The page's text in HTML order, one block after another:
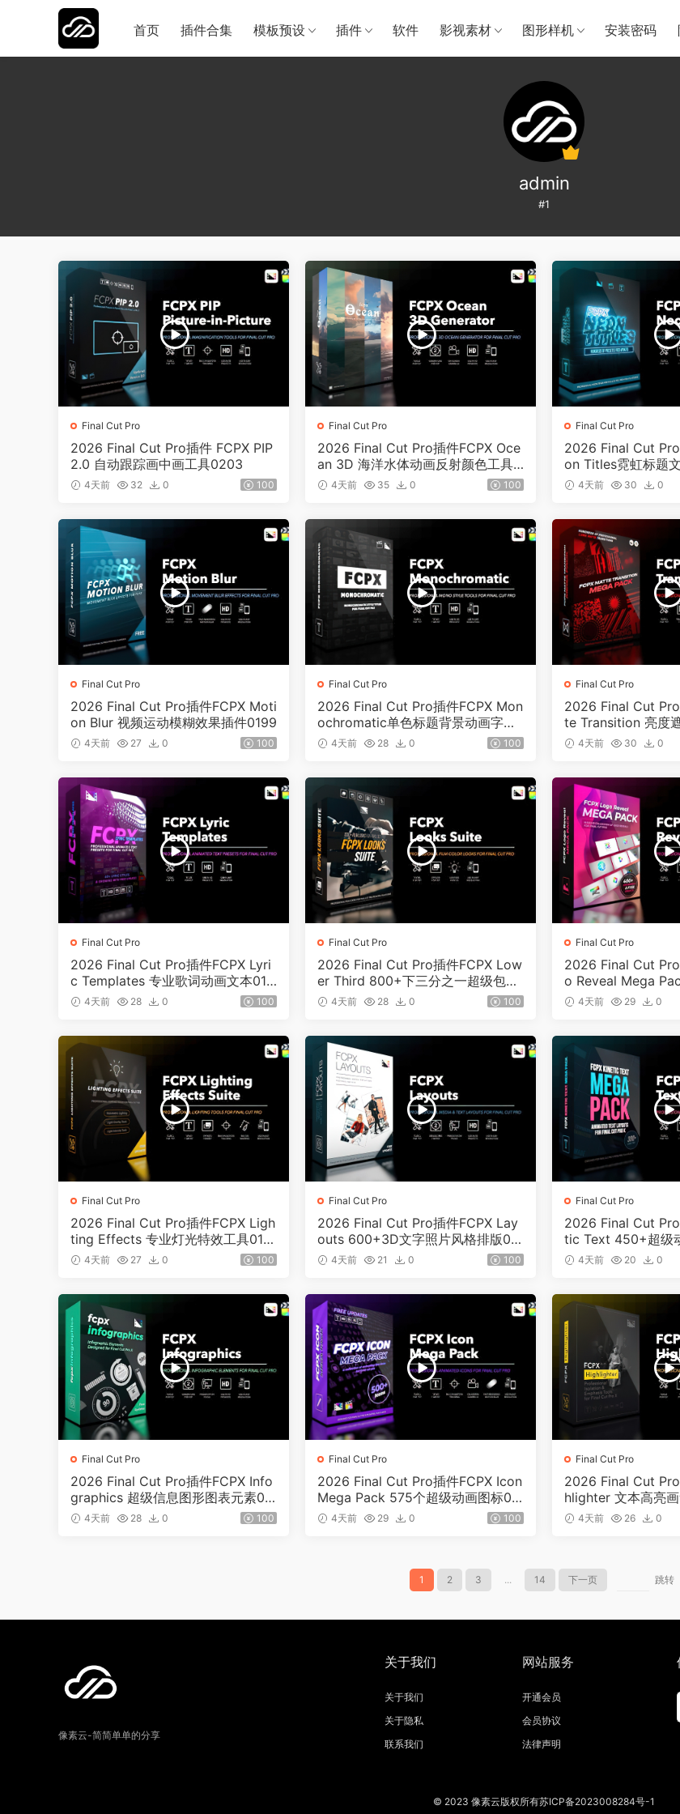
首页 插件合集 模板预设 插件 软件 影视素材 图形样机 安装密码
admin
#1
Final Cut Pro
2026 Final Cut Pro插件 FCPX PIP
2.0 自动跟踪画中画工具0203
4天前 32 0 100
Final Cut Pro
2026 Final Cut Pro插件FCPX Oce
an 3D 海洋水体动画反射颜色工具0
2024天前 35 0 100
Final Cut Pro
2026 Final Cut
on Titles霓虹标题
1
4天前 30 0
Final Cut Pro
2026 Final Cut Pro插件FCPX Moti
on Blur 视频运动模糊效果插件0199
4天前 27 0 100
Final Cut Pro
2026 Final Cut Pro插件FCPX Mon
ochromatic单色标题背景动画字幕
0198
4天前 28 0 100
Final Cut Pro
2026 Final Cut
te Transition 亮度
7 4天前 30 0
Final Cut Pro
2026 Final Cut Pro插件FCPX Lyri
c Templates 专业歌词动画文本019
5 4天前 28 0 100
Final Cut Pro
2026 Final Cut Pro插件FCPX Low
er Third 800+下三分之一超级包01
944天前 28 0 100
Final Cut Pro
2026 Final Cut
o Reveal Mega
2 4天前 29 0
Final Cut Pro
2026 Final Cut Pro插件FCPX Ligh
ting Effects 专业灯光特效工具019
0 4天前 27 0 100
Final Cut Pro
2026 Final Cut Pro插件FCPX Lay
outs 600+3D文字照片风格排版01
894天前 21 0 100
Final Cut Pro
2026 Final Cut
tic Text 450+超级
884天前 20 0
Final Cut Pro
2026 Final Cut Pro插件FCPX Info
graphics 超级信息图形图表元素01
864天前 28 0 100
Final Cut Pro
2026 Final Cut Pro插件FCPX Icon
Mega Pack 575个超级动画图标01
854天前 29 0 100
Final Cut Pro
2026 Final Cut
hlighter 文本高亮
4 4天前 26 0
1 2 3 ... 14 下一页 跳转
像素云-简简单单的分享
关于我们
关于我们
关于隐私
联系我们
网站服务
开通会员
会员协议
法律声明
© 2023 像素云版权所有苏ICP备2023008284号-1